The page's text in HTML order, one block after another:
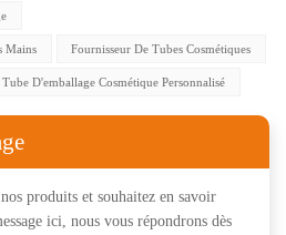
Mains Fournisseur De Tubes Cosmétiques
Tube D'emballage Cosmétique Personnalisé
produits et souhaitez en savoir
ici, nous vous répondrons dès